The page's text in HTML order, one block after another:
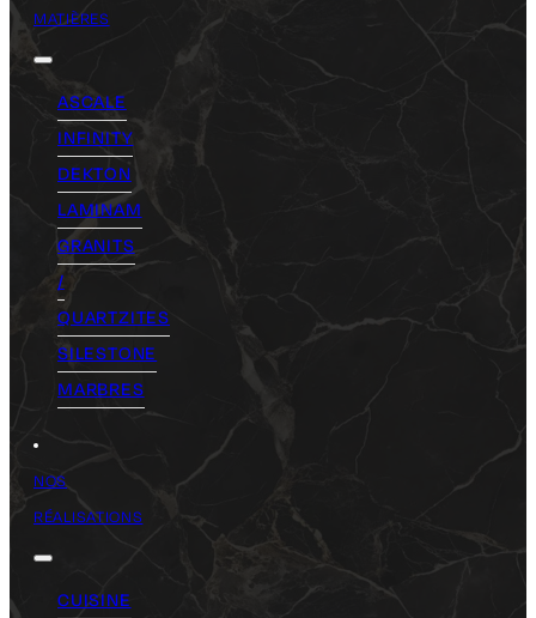
MATIÈRES
ASCALE
INFINITY
DEKTON
LAMINAM
GRANITS
/
QUARTZITES
SILESTONE
MARBRES
NOS
RÉALISATIONS
CUISINE